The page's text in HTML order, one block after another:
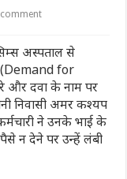
comment
अस्पताल से
(Demand for
और दवा के नाम पर
निवासी अमर कश्यप
ने उनके भाई के
न देने पर उन्हें लंबी